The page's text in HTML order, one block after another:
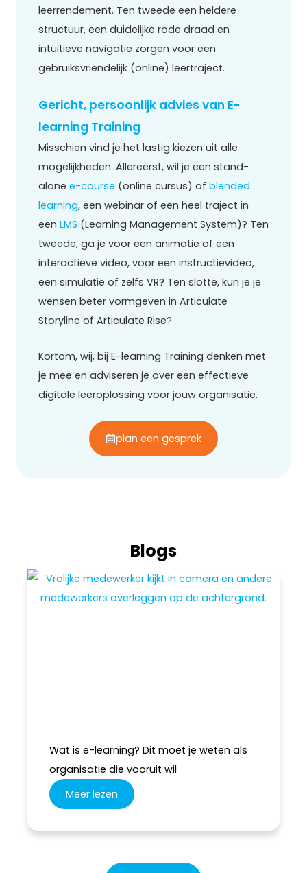
leerrendement. Ten tweede een heldere
structuur, een duidelijke rode draad en
intuïtieve navigatie zorgen voor een
gebruiksvriendelijk (online) leertraject.
Gericht, persoonlijk advies van E-
learning Training
Misschien vind je het lastig kiezen uit alle
mogelijkheden. Allereerst, wil je een stand-
alone e-course (online cursus) of blended
learning, een webinar of een heel traject in
een LMS (Learning Management System)? Ten
tweede, ga je voor een animatie of een
interactieve video, voor een instructievideo,
een simulatie of zelfs VR? Ten slotte, kun je je
wensen beter vormgeven in Articulate
Storyline of Articulate Rise?
Kortom, wij, bij E-learning Training denken met
je mee en adviseren je over een effectieve
digitale leeroplossing voor jouw organisatie.
plan een gesprek
Blogs
Wat is e-learning? Dit moet je weten als
organisatie die vooruit wil
Meer lezen